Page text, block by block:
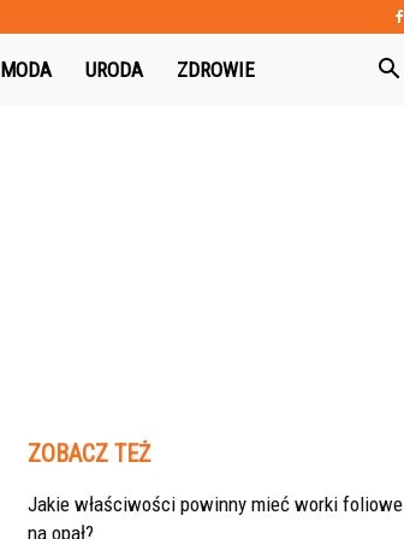
MODA URODA ZDROWIE
ZOBACZ TEŻ
Jakie właściwości powinny mieć worki foliowe
na opał?